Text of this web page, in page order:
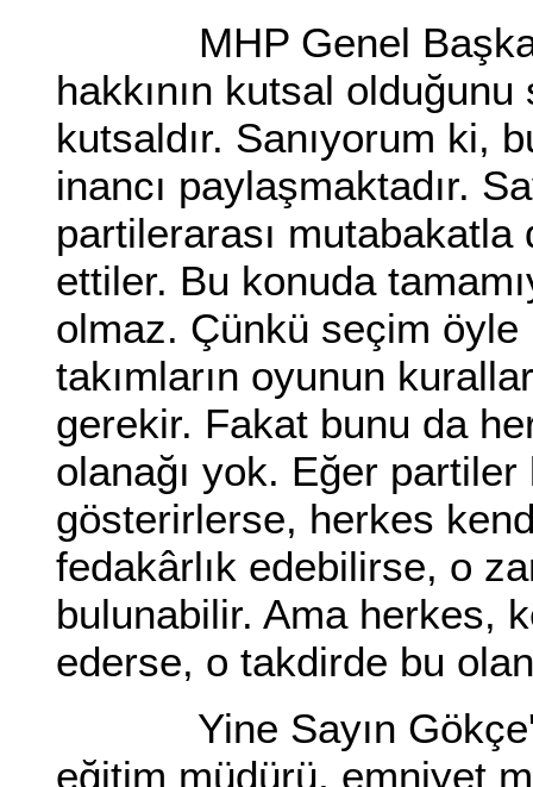
MHP Genel Başkan
hakkının kutsal
kutsaldır. Sanıyorum ki,
inancı paylaşmaktadır.
partilerarası
ettiler. Bu konuda
olmaz. Çünkü seçim
takımların oyunun
gerekir. Fakat bunu da
olanağı yok. Eğer partiler
gösterirlerse, herkes
fedakârlık edebilirse, o
bulunabilir. Ama herkes,
ederse, o takdirde bu
Yine Sayın
eğitim müdürü, emniyet